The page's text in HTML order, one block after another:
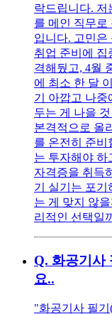
락드립니다. 저
를 메인 직무로
입니다. 고민은
취업 준비에 집
격해뒀고, 4월
에 최소 한 달
기 아깝고 나중
두는 게 나을
본격적으로 올
를 온전히 준비
는 투자해야 하
자격증을 취득
기 실기는 포기
는 게 맞지 않
리적인 선택일
Q. 화공기사
요..
"화공기사 필